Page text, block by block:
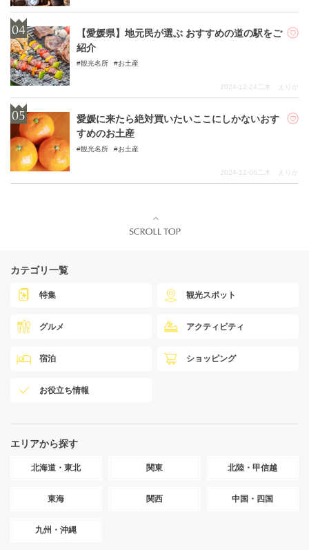
【愛媛県】地元民が選ぶ おすすめの道の駅をご
紹介
観光名所 お土産
2024-12-24 二木 えりか
愛媛に来たら絶対買いたいここにしかないおす
すめのお土産
観光名所 お土産
2024-12-06 二木 えりか
カテゴリ一覧
特集 観光スポット
グルメ アクティビティ
宿泊 ショッピング
お役立ち情報
エリアから探す
北海道・東北 関東 北陸・甲信越
東海 関西 中国・四国
九州・沖縄